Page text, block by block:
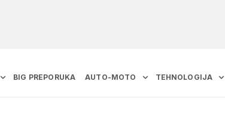
BIG PREPORUKA AUTO-MOTO TEHNOLOGIJA